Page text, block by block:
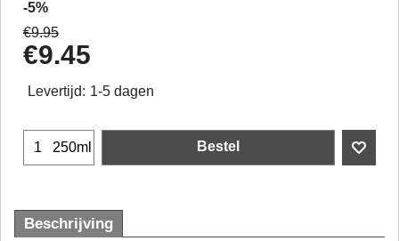
-5%
€9.95
€9.45
Levertijd: 1-5 dagen
250ml Bestel
Beschrijving